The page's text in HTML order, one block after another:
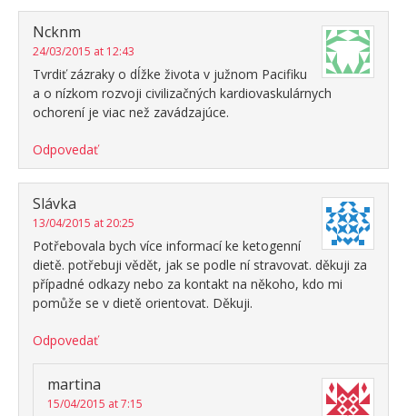
Ncknm
24/03/2015 at 12:43
Tvrdiť zázraky o dĺžke života v južnom Pacifiku
a o nízkom rozvoji civilizačných kardiovaskulárnych
ochorení je viac než zavádzajúce.
Odpovedať
Slávka
13/04/2015 at 20:25
Potřebovala bych více informací ke ketogenní
dietě. potřebuji vědět, jak se podle ní stravovat. děkuji za
případné odkazy nebo za kontakt na někoho, kdo mi
pomůže se v dietě orientovat. Děkuji.
Odpovedať
martina
15/04/2015 at 7:15